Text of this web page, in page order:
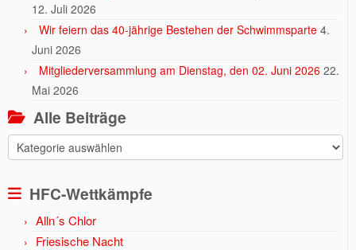
12. Juli 2026
Wir feiern das 40-jährige Bestehen der Schwimmsparte 4.
Juni 2026
Mitgliederversammlung am Dienstag, den 02. Juni 2026 22.
Mai 2026
Alle Beiträge
Alle
Beiträge
HFC-Wettkämpfe
Alln´s Chlor
Friesische Nacht